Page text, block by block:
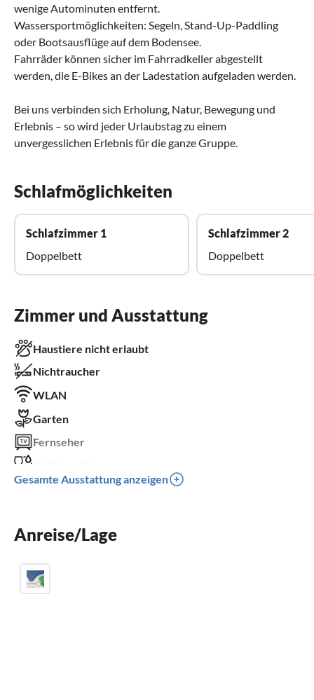
wenige Autominuten entfernt.
Wassersportmöglichkeiten: Segeln, Stand-Up-Paddling
oder Bootsausflüge auf dem Bodensee.
Fahrräder können sicher im Fahrradkeller abgestellt
werden, die E-Bikes an der Ladestation aufgeladen werden.
Bei uns verbinden sich Erholung, Natur, Bewegung und
Erlebnis – so wird jeder Urlaubstag zu einem
unvergesslichen Erlebnis für die ganze Gruppe.
Schlafmöglichkeiten
Schlafzimmer 1
Doppelbett
Schlafzimmer 2
Doppelbett
Zimmer und Ausstattung
Haustiere nicht erlaubt
Nichtraucher
WLAN
Garten
Fernseher
Kinderbett
Gesamte Ausstattung anzeigen
Anreise/Lage